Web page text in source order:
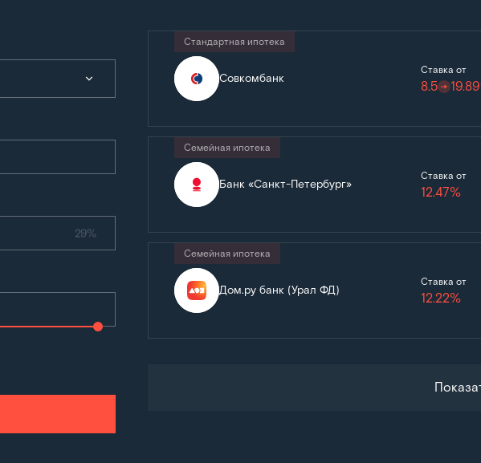
29%
Совкомбанк
Стандартная ипотека
Ставка от
8.5
Банк «Санкт-Петербург»
Семейная ипотека
Ставка от
12.47%
Дом.ру банк (Урал ФД)
Семейная ипотека
Ставка от
12.22%